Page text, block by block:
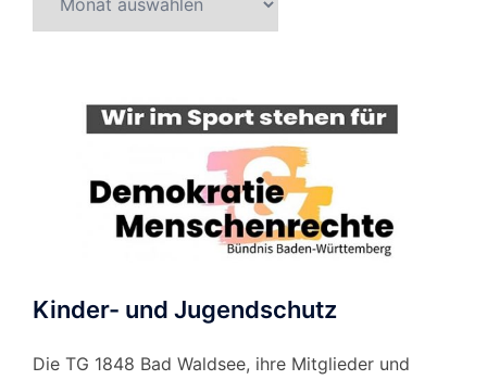
nach
Kinder- und Jugendschutz
Die TG 1848 Bad Waldsee, ihre Mitglieder und